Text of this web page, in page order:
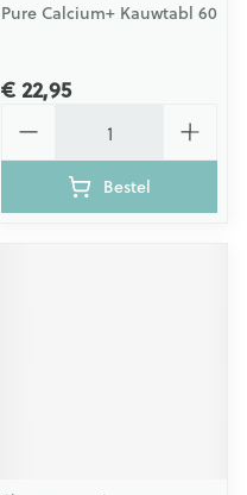
Pure Calcium+ Kauwtabl 60
€ 22,95
Bestel